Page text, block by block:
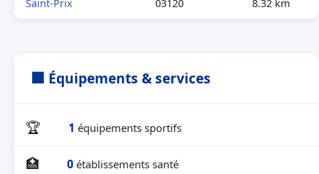
Saint-Prix 03120 8.32 km
🏢 Équipements & services
🏆 1 équipements sportifs
🏥 0 établissements santé